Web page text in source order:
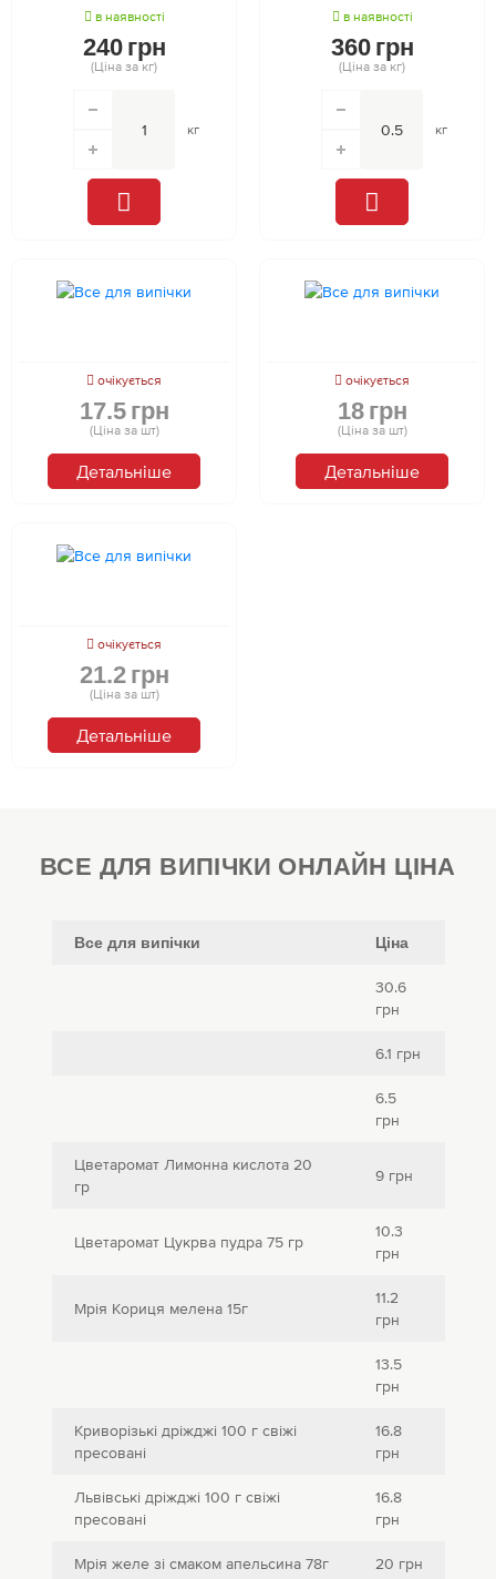
в наявності
240 грн
(Ціна за кг)
кг
в наявності
360 грн
(Ціна за кг)
кг
очікується
17.5 грн
(Ціна за шт)
Детальніше
очікується
18 грн
(Ціна за шт)
Детальніше
очікується
21.2 грн
(Ціна за шт)
Детальніше
ВСЕ ДЛЯ ВИПІЧКИ ОНЛАЙН ЦІНА
Все для випічки Ціна
30.6
грн
6.1 грн
6.5
грн
Цветаромат Лимонна кислота 20
гр
9 грн
Цветаромат Цукрва пудра 75 гр
10.3
грн
Мрія Кориця мелена 15г
11.2
грн
13.5
грн
Криворізькі дріжджі 100 г свіжі
пресовані
16.8
грн
Львівські дріжджі 100 г свіжі
пресовані
16.8
грн
Мрія желе зі смаком апельсина 78г 20 грн